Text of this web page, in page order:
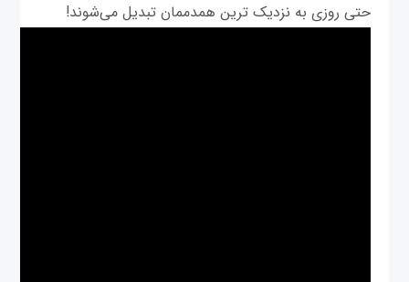
حتی روزی به نزدیک ترین همدممان تبدیل می‌شوند!